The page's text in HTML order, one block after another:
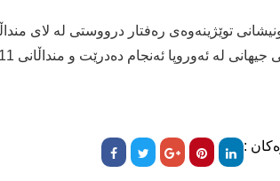
توێژینه‌وه‌ی ره‌فتار درووستی له‌ لای
ئه‌نجام ده‌درێت و منداڵانی 11و 13 و 15 ساڵی تێیدا به‌شدار ده‌بن.
: